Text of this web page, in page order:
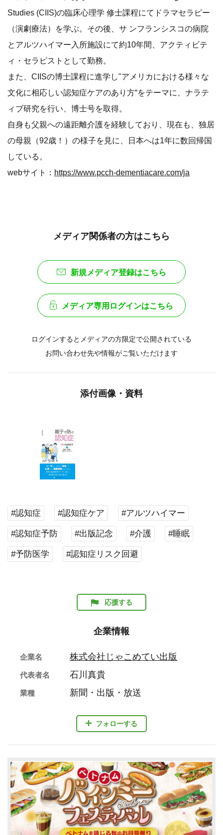
Studies (CIIS)の臨床心理学 修士課程にてドラマセラピー
（演劇療法）を学ぶ。その後、サ ンフランシスコの病院
とアルツハイマー入所施設にて約10年間、アクティビテ
ィ・セラピストとして勤務。
また、CIISの博士課程に進学し"アメリカにおける様々な
文化に相応しい認知症ケアのあり方“をテーマに、ナラテ
ィブ研究を行い、博士号を取得。
自身も父親への遠距離介護を経験しており、現在も、独居
の母親（92歳！）の様子を見に、日本へは1年に数回帰国
している。
webサイト： https://www.pcch-dementiacare.com/ja
メディア関係者の方はこちら
新規メディア登録はこちら
メディア専用ログインはこちら
ログインするとメディアの方限定で公開されている
お問い合わせ先や情報がご覧いただけます
添付画像・資料
#認知症 #認知症ケア #アルツハイマー
#認知症予防 #出版記念 #介護 #睡眠
#予防医学 #認知症リスク回避
応援する
企業情報
フォローする
企業名 株式会社じゃこめてい出版
代表者名 石川真貴
業種 新聞・出版・放送